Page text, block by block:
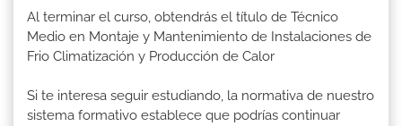
Al terminar el curso, obtendrás el título de Técnico
Medio en Montaje y Mantenimiento de Instalaciones de
Frio Climatización y Producción de Calor
Si te interesa seguir estudiando, la normativa de nuestro
sistema formativo establece que podrías continuar